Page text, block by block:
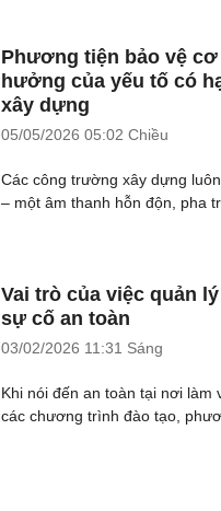
Phương tiện bảo vệ
hưởng của yếu tố có
xây dựng
05/05/2026 05:02 Chiều
Các công trường xây dựng
– một âm thanh hỗn độn, pha
Vai trò của việc quản
sự cố an toàn
03/02/2026 11:31 Sáng
Khi nói đến an toàn tại nơi
các chương trình đào tạo,